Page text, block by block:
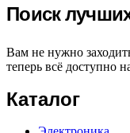
Поиск
Вам не нужно
теперь всё доступно
Каталог